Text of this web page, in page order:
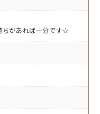
ちがあれば十分です☆